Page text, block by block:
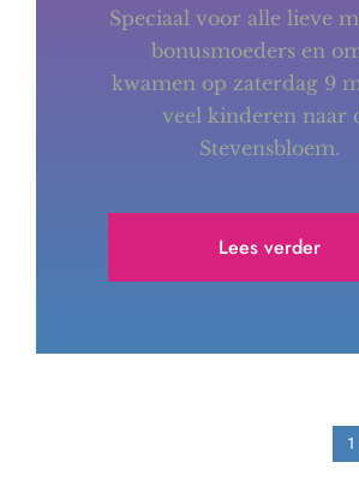
Speciaal voor alle lieve
bonusmoeders en
kwamen op zaterdag 9
veel kinderen naar
Stevensbloem.
Lees verder
1